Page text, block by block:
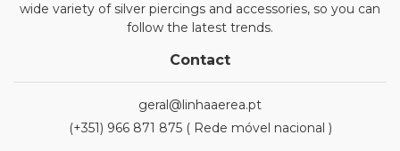
wide variety of silver piercings and accessories, so you can
follow the latest trends.
Contact
geral@linhaaerea.pt
(+351) 966 871 875 ( Rede móvel nacional )